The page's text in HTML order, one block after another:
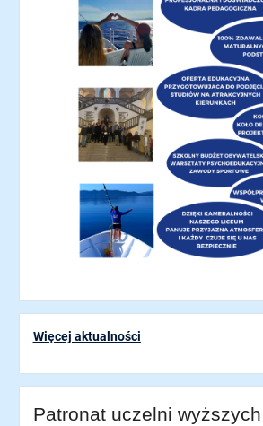
Więcej aktualności
Patronat uczelni wyższych